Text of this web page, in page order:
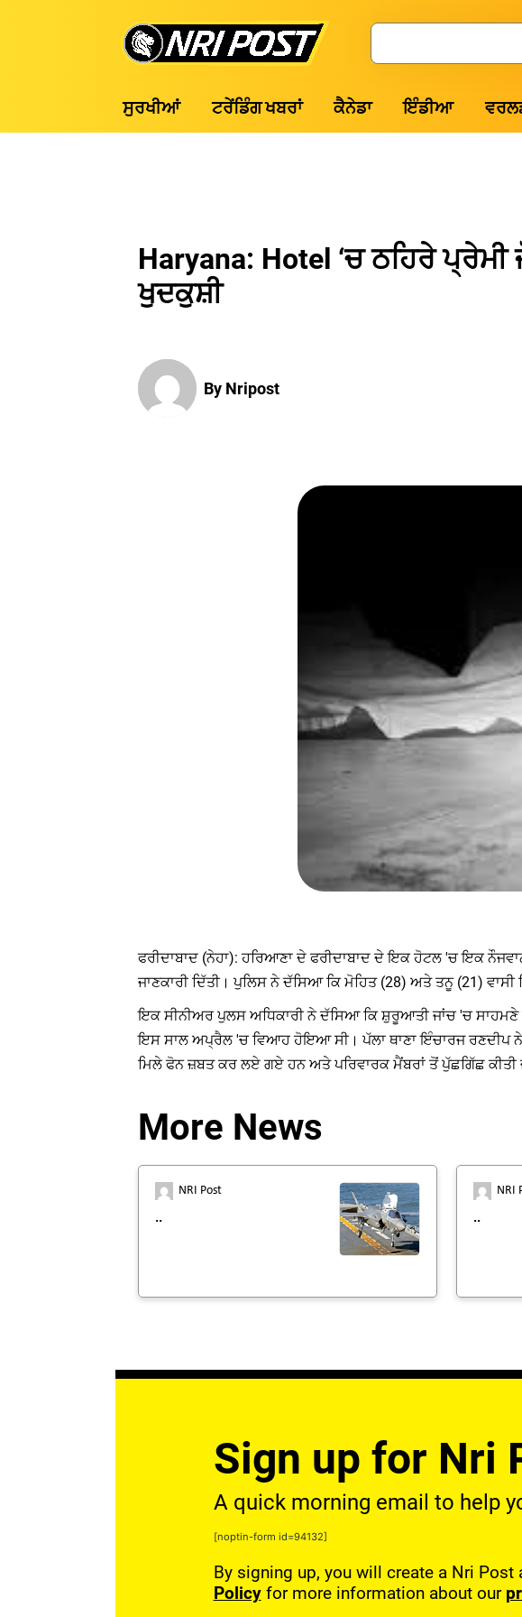
Post
Search
ਸੁਰਖੀਆਂ ਟਰੇਂਡਿੰਗ ਖਬਰਾਂ ਕੈਨੇਡਾ ਇੰਡੀਆ
Haryana: Hotel ‘ਚ ਠਹਿਰੇ ਪ੍ਰੇਮੀ
ਖੁਦਕੁਸ਼ੀ
By Nripost
ਫਰੀਦਾਬਾਦ (ਨੇਹਾ): ਹਰਿਆਣਾ ਦੇ ਫਰੀਦਾਬਾਦ ਦੇ ਇਕ ਹੋਟਲ 'ਚ ਇਕ
ਜਾਣਕਾਰੀ ਦਿੱਤੀ। ਪੁਲਿਸ ਨੇ ਦੱਸਿਆ ਕਿ ਮੋਹਿਤ (28) ਅਤੇ ਤਨੂ (21)
ਇਕ ਸੀਨੀਅਰ ਪੁਲਸ ਅਧਿਕਾਰੀ ਨੇ ਦੱਸਿਆ ਕਿ ਸ਼ੁਰੂਆਤੀ ਜਾਂਚ 'ਚ
ਇਸ ਸਾਲ ਅਪ੍ਰੈਲ 'ਚ ਵਿਆਹ ਹੋਇਆ ਸੀ। ਪੱਲਾ ਥਾਣਾ ਇੰਚਾਰਜ ਰਣਦੀਪ
ਮਿਲੇ ਫੋਨ ਜ਼ਬਤ ਕਰ ਲਏ ਗਏ ਹਨ ਅਤੇ ਪਰਿਵਾਰਕ ਮੈਂਬਰਾਂ ਤੋਂ ਪੁੱਛਗਿੱਛ ਕੀਤੀ
More News
NRI Post
..
NRI
..
Sign up for Nri
A quick morning email to help
[noptin-form id=94132]
By signing up, you will create a Nri
Policyfor more information about our